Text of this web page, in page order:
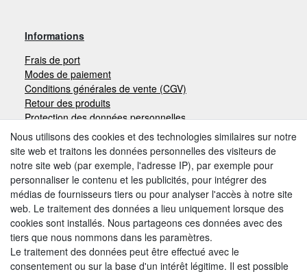
Informations
Frais de port
Modes de paiement
Conditions générales de vente (CGV)
Retour des produits
Protection des données personnelles
Mentions légales
Moyens de paiement
Autres modes de paiement:
Paiement à réception de facture
Paiement anticipé
Nous utilisons des cookies et des technologies similaires sur notre
site web et traitons les données personnelles des visiteurs de
notre site web (par exemple, l'adresse IP), par exemple pour
personnaliser le contenu et les publicités, pour intégrer des
médias de fournisseurs tiers ou pour analyser l'accès à notre site
web. Le traitement des données a lieu uniquement lorsque des
cookies sont installés. Nous partageons ces données avec des
tiers que nous nommons dans les paramètres.
Le traitement des données peut être effectué avec le
consentement ou sur la base d'un intérêt légitime. Il est possible